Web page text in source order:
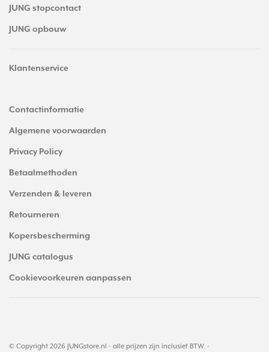
JUNG stopcontact
JUNG opbouw
Klantenservice
Contactinformatie
Algemene voorwaarden
Privacy Policy
Betaalmethoden
Verzenden & leveren
Retourneren
Kopersbescherming
JUNG catalogus
Cookievoorkeuren aanpassen
© Copyright 2026 JUNGstore.nl - alle prijzen zijn inclusief BTW. -